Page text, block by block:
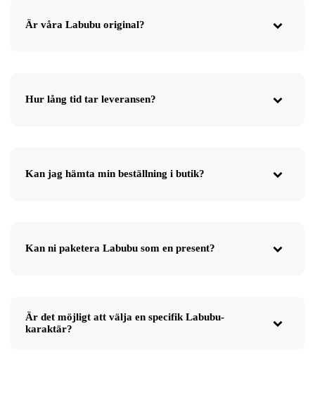
Är våra Labubu original?
Hur lång tid tar leveransen?
Kan jag hämta min beställning i butik?
Kan ni paketera Labubu som en present?
Är det möjligt att välja en specifik Labubu-
karaktär?